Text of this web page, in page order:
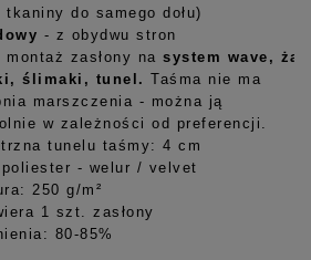
do samego dołu)
- z obydwu stron
montaż zasłony na system wave,
ślimaki, tunel. Taśma nie ma
marszczenia - można ją
w zależności od preferencji.
tunelu taśmy: 4 cm
poliester - welur / velvet
250 g/m²
1 szt. zasłony
80-85%